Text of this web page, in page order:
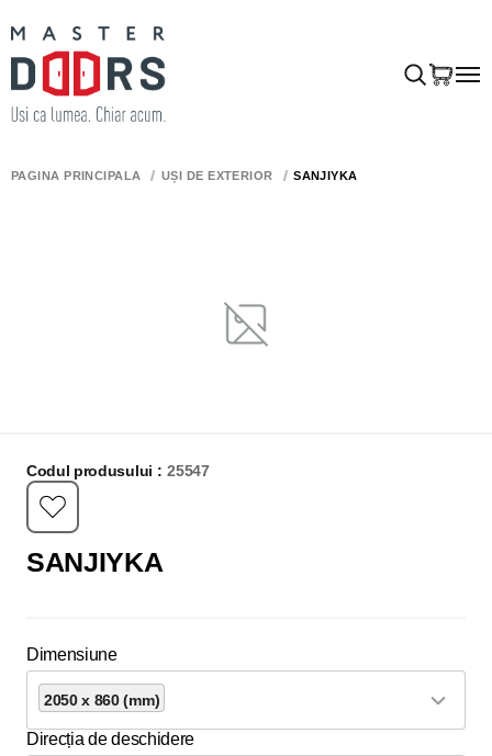
PAGINA PRINCIPALĂ UȘI DE EXTERIOR SANJIYKA
Codul produsului : 25547
SANJIYKA
Dimensiune
2050 x 860 (mm)
Direcția de deschidere